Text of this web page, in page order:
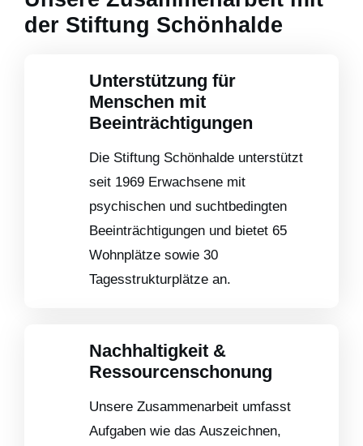
der Stiftung Schönhalde
Unterstützung für
Menschen mit
Beeinträchtigungen
Die Stiftung Schönhalde unterstützt
seit 1969 Erwachsene mit
psychischen und suchtbedingten
Beeinträchtigungen und bietet 65
Wohnplätze sowie 30
Tagesstrukturplätze an.
Nachhaltigkeit &
Ressourcenschonung
Unsere Zusammenarbeit umfasst
Aufgaben wie das Auszeichnen,